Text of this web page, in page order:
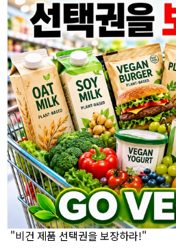
"비건 제품 선택권을 보장하라!"